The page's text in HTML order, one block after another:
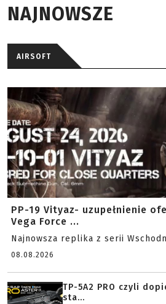
NAJNOWSZE
AIRSOFT
PP-19 Vityaz- uzupełnienie
Vega Force ...
Najnowsza replika z serii
08.08.2026
TP-5A2 PRO czyli
sta...